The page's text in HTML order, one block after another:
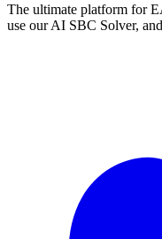
The ultimate platform for
use our AI SBC Solver,